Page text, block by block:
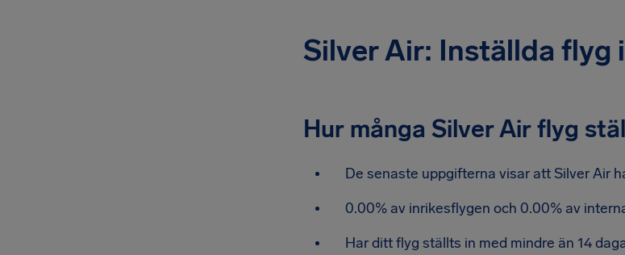
Silver Air: Inställda flyg
Hur många Silver Air flyg
De senaste uppgifterna visar att Silver Air
0.00% av inrikesflygen och 0.00% av
Har ditt flyg ställts in med mindre än 14